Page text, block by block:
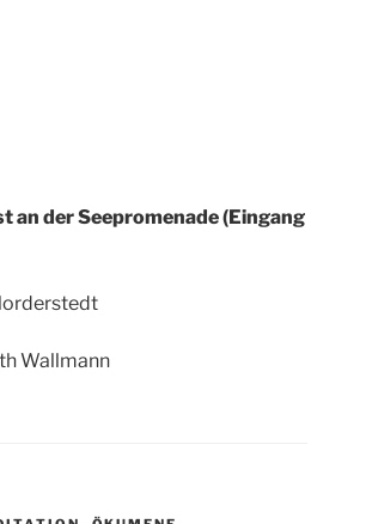
an der Seepromenade (Eingang
Wallmann